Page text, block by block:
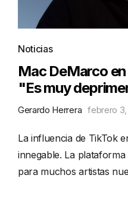
Noticias
Mac DeMarco
"Es muy
Gerardo Herrera febrero
La influencia de TikTok
innegable. La
para muchos artistas